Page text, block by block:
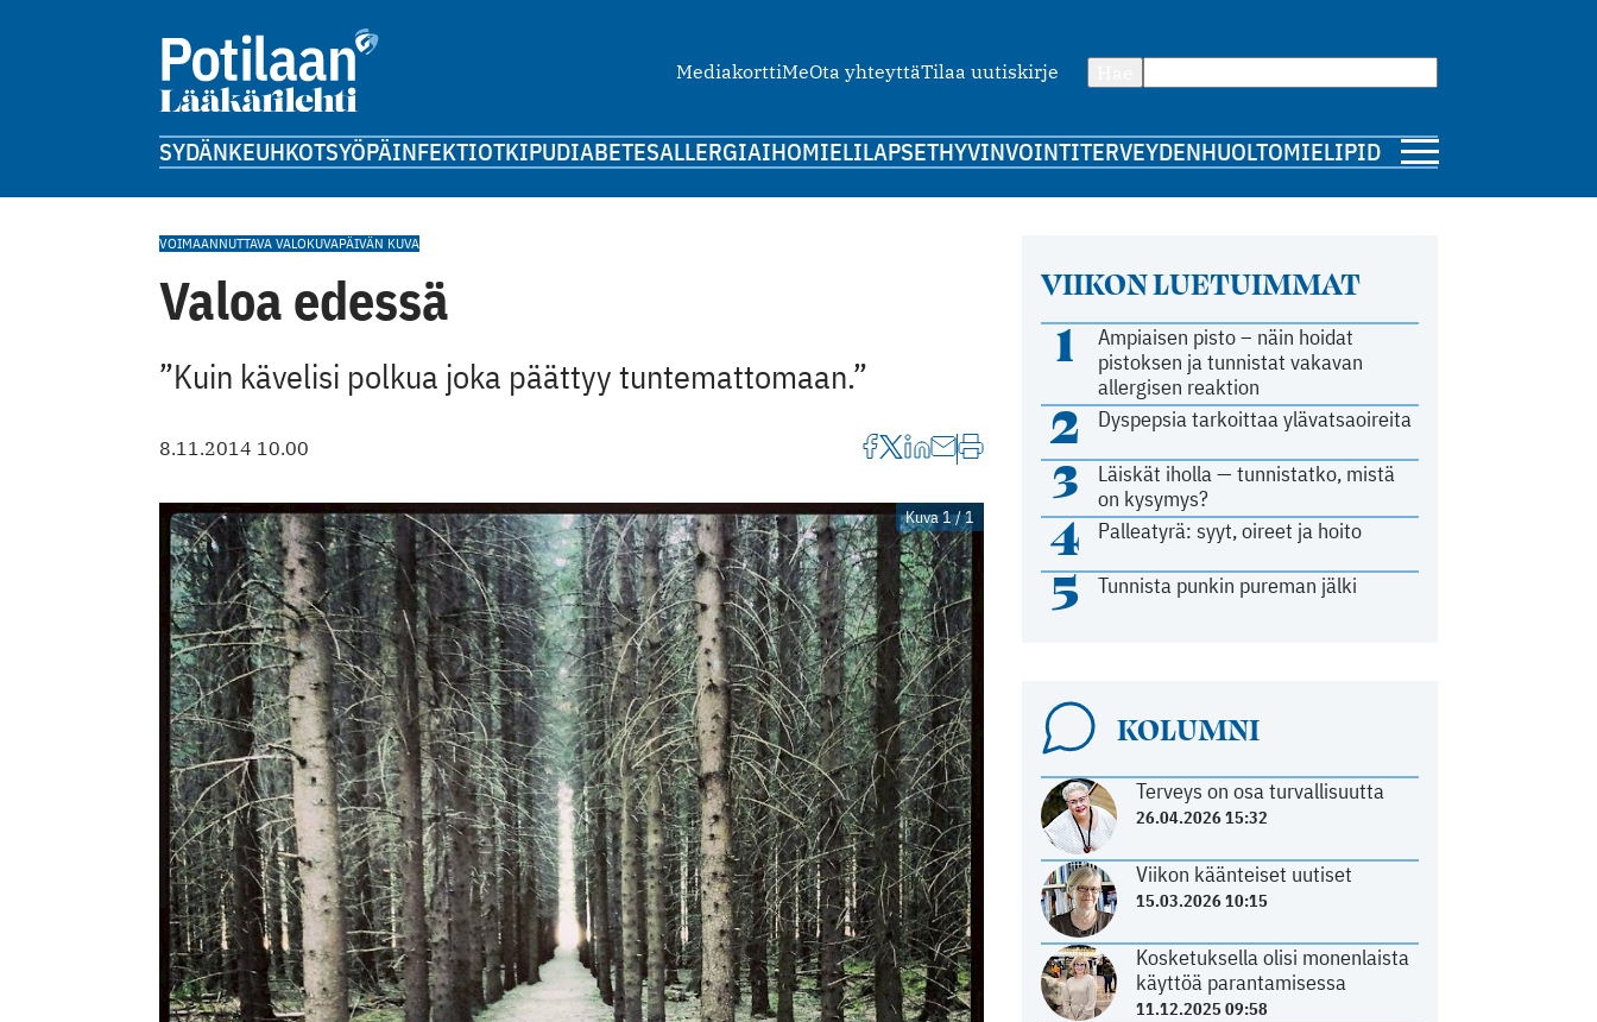
MediakorttiMeOta yhteyttäTilaa uutiskirje
SYDÄNKEUHKOTSYÖPÄINFEKTIOTKIPUDIABETESALLERGIAIHOMIELILAPSETHYVINVOINTITERVEYDENHUOLTOMIELIPIDE
VIIKON LUETUIMMAT
1
Ampiaisen pisto – näin hoidat
pistoksen ja tunnistat vakavan
allergisen reaktion
2 Dyspepsia tarkoittaa ylävatsaoireita
3
Läiskät iholla — tunnistatko, mistä
on kysymys?
4 Palleatyrä: syyt, oireet ja hoito
5 Tunnista punkin pureman jälki
KOLUMNI
Terveys on osa turvallisuutta
26.04.2026 15:32
Viikon käänteiset uutiset
15.03.2026 10:15
Kosketuksella olisi monenlaista
käyttöä parantamisessa
11.12.2025 09:58
VOIMAANNUTTAVA VALOKUVAPÄIVÄN KUVA
Valoa edessä
”Kuin kävelisi polkua joka päättyy tuntemattomaan.”
8.11.2014 10.00
Kuva 1 / 1